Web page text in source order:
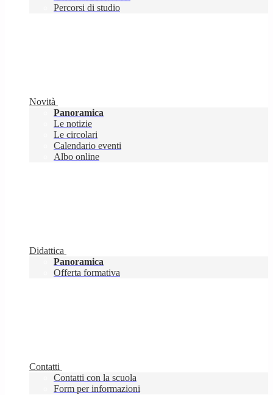
Percorsi di studio
Novità
Panoramica
Le notizie
Le circolari
Calendario eventi
Albo online
Didattica
Panoramica
Offerta formativa
Contatti
Contatti con la scuola
Form per informazioni